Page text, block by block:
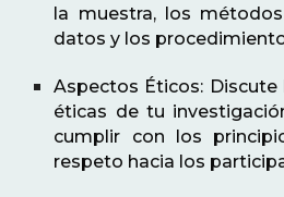
la muestra, los
datos y los
Aspectos Éticos: Discute
éticas de tu
cumplir con los
respeto hacia los